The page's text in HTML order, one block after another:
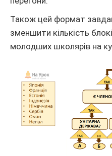
Також цей формат
зменшити кількість
молодших школярів на